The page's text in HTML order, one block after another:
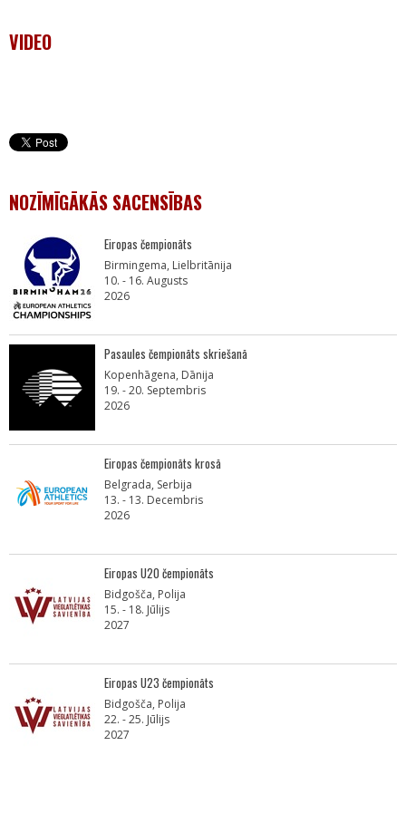
VIDEO
NOZĪMĪGĀKĀS SACENSĪBAS
Eiropas čempionāts
Birmingema, Lielbritānija
10. - 16. Augusts
2026
Pasaules čempionāts skriešanā
Kopenhāgena, Dānija
19. - 20. Septembris
2026
Eiropas čempionāts krosā
Belgrada, Serbija
13. - 13. Decembris
2026
Eiropas U20 čempionāts
Bidgošča, Polija
15. - 18. Jūlijs
2027
Eiropas U23 čempionāts
Bidgošča, Polija
22. - 25. Jūlijs
2027